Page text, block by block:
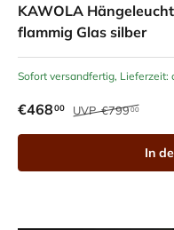
KAWOLA
flammig Glas silber
Sofort versandfertig, Lieferzeit:
€46800 UVP€79900
In